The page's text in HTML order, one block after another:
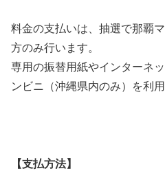
料金の支払いは、抽選で那覇
方のみ行います。
専用の振替用紙やインターネ
ンビニ（沖縄県内のみ）を利
【支払方法】